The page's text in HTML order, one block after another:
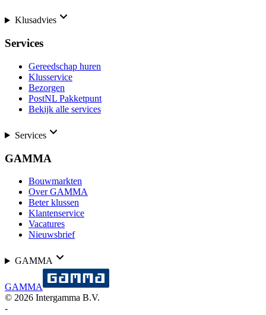
Klusadvies
Services
Gereedschap huren
Klusservice
Bezorgen
PostNL Pakketpunt
Bekijk alle services
Services
GAMMA
Bouwmarkten
Over GAMMA
Beter klussen
Klantenservice
Vacatures
Nieuwsbrief
GAMMA
GAMMA
© 2026 Intergamma B.V.
-